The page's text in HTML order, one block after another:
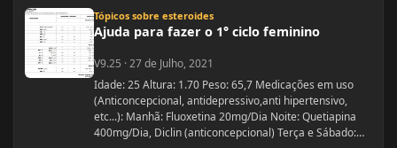
Tópicos sobre esteroides
Ajuda para fazer o 1° ciclo feminino
V9.25 ·27 de Julho, 2021
Idade: 25 Altura: 1.70 Peso: 65,7 Medicações em uso
(Anticoncepcional, antidepressivo,anti hipertensivo,
etc...): Manhã: Fluoxetina 20mg/Dia Noite: Quetiapina
400mg/Dia, Diclin (anticoncepcional) Terça e Sábado: